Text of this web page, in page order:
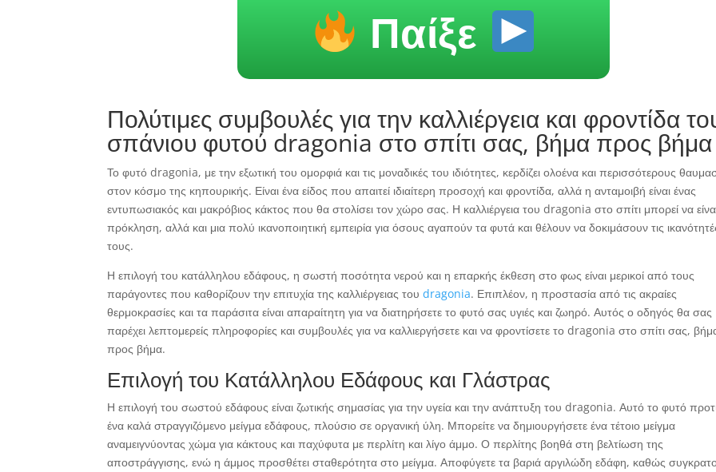
Παίξε
Πολύτιμες συμβουλές για την καλλιέργεια και φροντίδα
σπάνιου φυτού dragonia στο σπίτι σας, βήμα προς βήμα
Το φυτό dragonia, με την εξωτική του ομορφιά και τις μοναδικές του ιδιότητες, κερδίζει ολοένα και περισσότερους
στον κόσμο της κηπουρικής. Είναι ένα είδος που απαιτεί ιδιαίτερη προσοχή και φροντίδα, αλλά η ανταμοιβή είναι ένας
εντυπωσιακός και μακρόβιος κάκτος που θα στολίσει τον χώρο σας. Η καλλιέργεια του dragonia στο σπίτι μπορεί να
πρόκληση, αλλά και μια πολύ ικανοποιητική εμπειρία για όσους αγαπούν τα φυτά και θέλουν να δοκιμάσουν τις
τους.
Η επιλογή του κατάλληλου εδάφους, η σωστή ποσότητα νερού και η επαρκής έκθεση στο φως είναι μερικοί από τους
παράγοντες που καθορίζουν την επιτυχία της καλλιέργειας τουdragonia. Επιπλέον, η προστασία από τις ακραίες
θερμοκρασίες και τα παράσιτα είναι απαραίτητη για να διατηρήσετε το φυτό σας υγιές και ζωηρό. Αυτός ο οδηγός θα σας
παρέχει λεπτομερείς πληροφορίες και συμβουλές για να καλλιεργήσετε και να φροντίσετε το dragonia στο σπίτι σας,
προς βήμα.
Επιλογή του Κατάλληλου Εδάφους και Γλάστρας
Η επιλογή του σωστού εδάφους είναι ζωτικής σημασίας για την υγεία και την ανάπτυξη του dragonia. Αυτό το φυτό
ένα καλά στραγγιζόμενο μείγμα εδάφους, πλούσιο σε οργανική ύλη. Μπορείτε να δημιουργήσετε ένα τέτοιο μείγμα
αναμειγνύοντας χώμα για κάκτους και παχύφυτα με περλίτη και λίγο άμμο. Ο περλίτης βοηθά στη βελτίωση της
αποστράγγισης, ενώ η άμμος προσθέτει σταθερότητα στο μείγμα. Αποφύγετε τα βαριά αργιλώδη εδάφη, καθώς